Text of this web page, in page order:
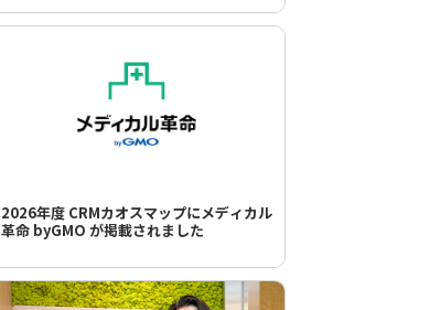
2026年度 CRMカオスマップにメディカル
革命 byGMO が掲載されました